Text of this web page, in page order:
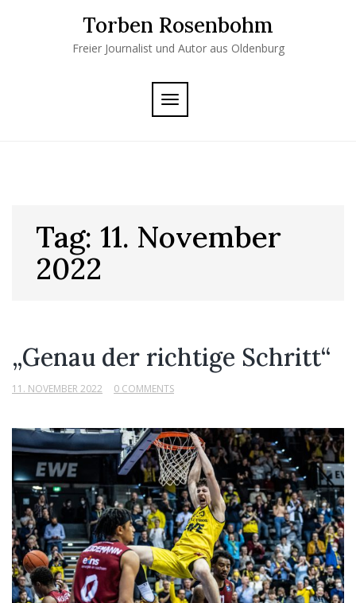
Torben Rosenbohm
Freier Journalist und Autor aus Oldenburg
TOGGLE
NAVIGATION
Tag: 11. November
2022
„Genau der richtige Schritt“
11. NOVEMBER 2022 0 COMMENTS